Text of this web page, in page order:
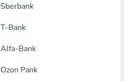
Sberbank
T-Bank
Alfa-Bank
Ozon Pank